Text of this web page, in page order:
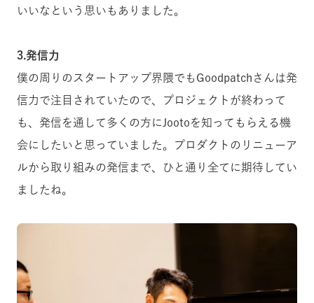
いいなという思いもありました。
3.発信力
僕の周りのスタートアップ界隈でもGoodpatchさんは発
信力で注目されていたので、プロジェクトが終わって
も、発信を通して多くの方にJootoを知ってもらえる機
会にしたいと思っていました。プロダクトのリニューア
ルから取り組みの発信まで、ひと通り全てに期待してい
ましたね。